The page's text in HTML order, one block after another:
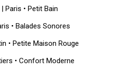
| Paris • Petit Bain
• Balades Sonores
• Petite Maison Rouge
• Confort Moderne